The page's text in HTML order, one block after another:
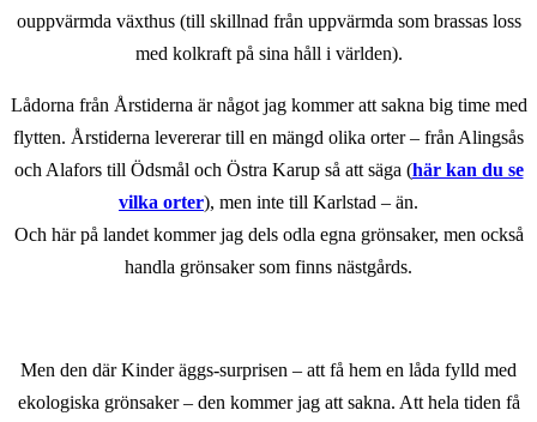
ouppvärmda växthus (till skillnad från uppvärmda som brassas loss
med kolkraft på sina håll i världen).
Lådorna från Årstiderna är något jag kommer att sakna big time med
flytten. Årstiderna levererar till en mängd olika orter – från Alingsås
och Alafors till Ödsmål och Östra Karup så att säga (här kan du se
vilka orter), men inte till Karlstad – än.
Och här på landet kommer jag dels odla egna grönsaker, men också
handla grönsaker som finns nästgårds.
Men den där Kinder äggs-surprisen – att få hem en låda fylld med
ekologiska grönsaker – den kommer jag att sakna. Att hela tiden få